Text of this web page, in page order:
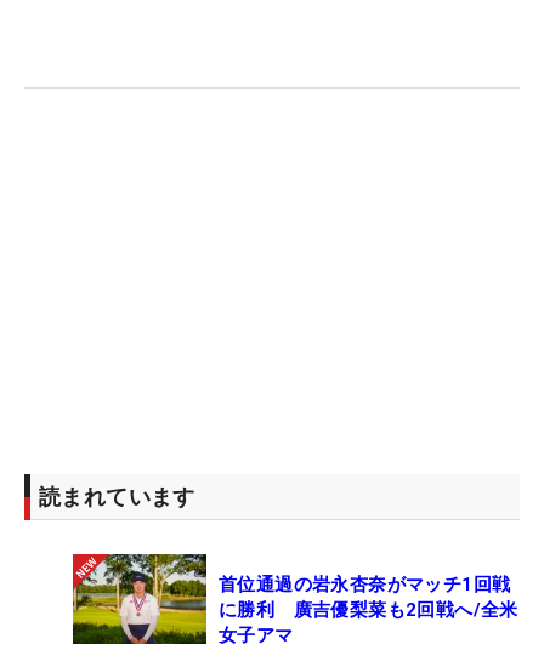
読まれています
首位通過の岩永杏奈がマッチ1回戦
に勝利 廣吉優梨菜も2回戦へ/全米
女子アマ